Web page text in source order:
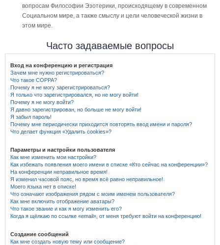
вопросам Философии Эзотерики, происходящему в современном
Социальном мире, а также смыслу и цели человеческой жизни в
этом мире.
Часто задаваемые вопросы
Вход на конференцию и регистрация
Зачем мне нужно регистрироваться?
Что такое COPPA?
Почему я не могу зарегистрироваться?
Я только что зарегистрировался, но не могу войти!
Почему я не могу войти?
Я давно зарегистрирован, но больше не могу войти!
Я забыл пароль!
Почему мне периодически приходится повторять ввод имени и пароля?
Что делает функция «Удалить cookies»?
Параметры и настройки пользователя
Как мне изменить мои настройки?
Как избежать появления моего имени в списке «Кто сейчас на конференции»?
На конференции неправильное время!
Я изменил часовой пояс, но время всё равно неправильное!
Моего языка нет в списке!
Что означают изображения рядом с моим именем пользователя?
Как мне включить отображение аватары?
Что такое звание и как я могу изменить его?
Когда я щёлкаю по ссылке «email», от меня требуют войти на конференцию!
Создание сообщений
Как мне создать новую тему или сообщение?